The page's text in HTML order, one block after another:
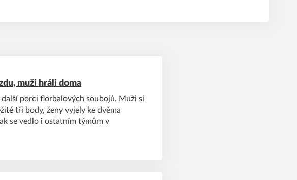
muži hráli doma
porci florbalových soubojů. Muži si
tři body, ženy vyjely ke dvěma
se vedlo i ostatním týmům v